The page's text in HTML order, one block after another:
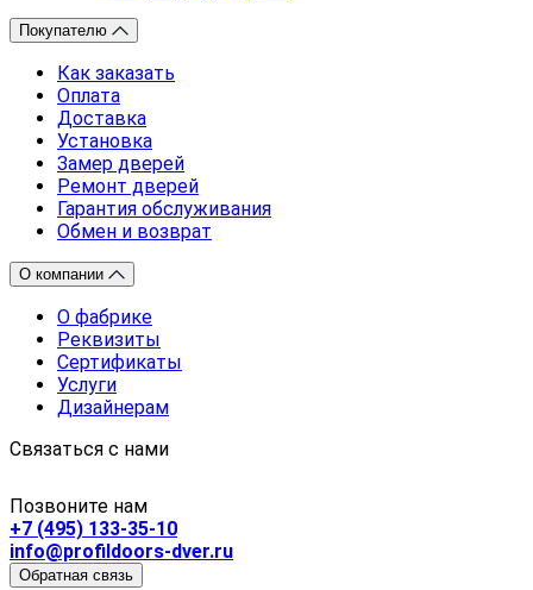
Покупателю
Как заказать
Оплата
Доставка
Установка
Замер дверей
Ремонт дверей
Гарантия обслуживания
Обмен и возврат
О компании
О фабрике
Реквизиты
Сертификаты
Услуги
Дизайнерам
Связаться с нами
Позвоните нам
+7 (495) 133-35-10
info@profildoors-dver.ru
Обратная связь